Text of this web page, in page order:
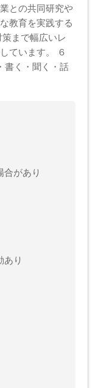
との共同研究や
教育を実践する
まで幅広いレ
ています。 ６
書く・聞く・話
があり
あり